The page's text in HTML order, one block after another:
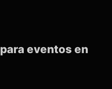
para eventos en